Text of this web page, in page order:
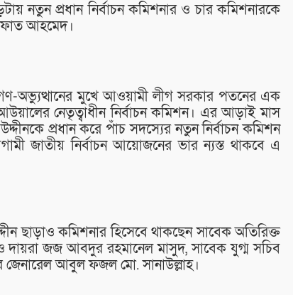
নতুন প্রধান নির্বাচন কমিশনার ও চার কমিশনারকে
আহমেদ।
গণ-অভ্যুত্থানের মুখে আওয়ামী লীগ সরকার পতনের এক
নেতৃত্বাধীন নির্বাচন কমিশন। এর আড়াই মাস
প্রধান করে পাঁচ সদস্যের নতুন নির্বাচন কমিশন
জাতীয় নির্বাচন আয়োজনের ভার ন্যস্ত থাকবে এ
ছাড়াও কমিশনার হিসেবে থাকছেন সাবেক অতিরিক্ত
জজ আবদুর রহমানেল মাসুদ, সাবেক যুগ্ম সচিব
জেনারেল আবুল ফজল মো. সানাউল্লাহ।